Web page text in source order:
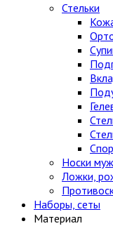
Стельки
Носки
Ложки,
Наборы, сеты
Материал